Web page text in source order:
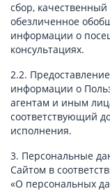
сбор,
обезличенное
информации о
консультациях.
2.2.
информации о
агентам и иным
соответствующий
исполнения.
3. Персональные
Сайтом в
«О персональных